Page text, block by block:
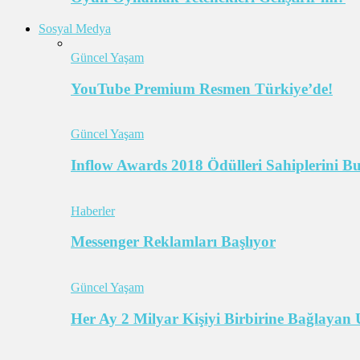
Sosyal Medya
Güncel Yaşam
YouTube Premium Resmen Türkiye’de!
Güncel Yaşam
Inflow Awards 2018 Ödülleri Sahiplerini
Haberler
Messenger Reklamları Başlıyor
Güncel Yaşam
Her Ay 2 Milyar Kişiyi Birbirine Bağlayan